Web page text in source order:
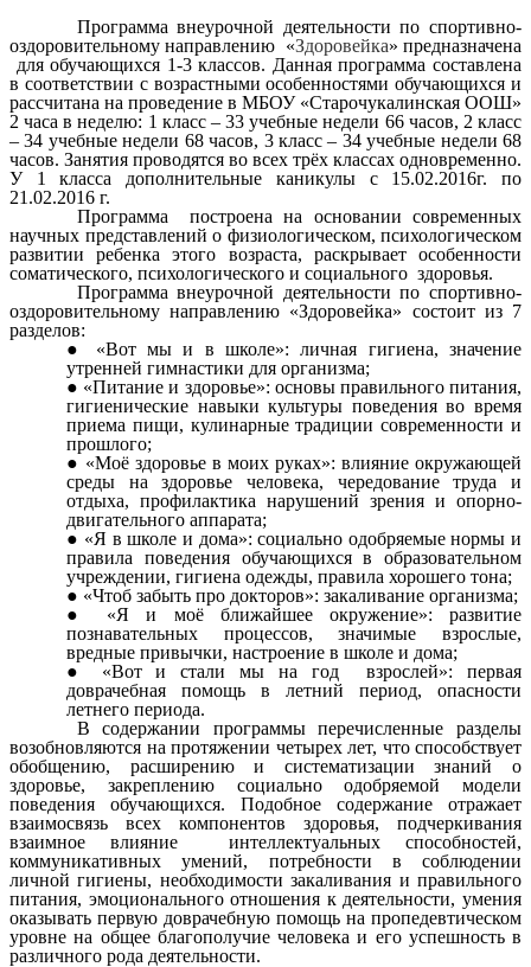
Программа внеурочной деятельности по спортивно-
оздоровительному направлению «Здоровейка» предназначена
для обучающихся 1-3 классов. Данная программа составлена
в соответствии с возрастными особенностями обучающихся и
рассчитана на проведение в МБОУ «Старочукалинская ООШ»
2 часа в неделю: 1 класс – 33 учебные недели 66 часов, 2 класс
– 34 учебные недели 68 часов, 3 класс – 34 учебные недели 68
часов. Занятия проводятся во всех трёх классах одновременно.
У 1 класса дополнительные каникулы с 15.02.2016г. по
21.02.2016 г.
Программа построена на основании современных
научных представлений о физиологическом, психологическом
развитии ребенка этого возраста, раскрывает особенности
соматического, психологического и социального здоровья.
Программа внеурочной деятельности по спортивно-
оздоровительному направлению «Здоровейка» состоит из 7
разделов:
«Вот мы и в школе»: личная гигиена, значение
утренней гимнастики для организма;
«Питание и здоровье»: основы правильного питания,
гигиенические навыки культуры поведения во время
приема пищи, кулинарные традиции современности и
прошлого;
«Моё здоровье в моих руках»: влияние окружающей
среды на здоровье человека, чередование труда и
отдыха, профилактика нарушений зрения и опорно-
двигательного аппарата;
«Я в школе и дома»: социально одобряемые нормы и
правила поведения обучающихся в образовательном
учреждении, гигиена одежды, правила хорошего тона;
«Чтоб забыть про докторов»: закаливание организма;
«Я и моё ближайшее окружение»: развитие
познавательных процессов, значимые взрослые,
вредные привычки, настроение в школе и дома;
«Вот и стали мы на год взрослей»: первая
доврачебная помощь в летний период, опасности
летнего периода.
В содержании программы перечисленные разделы
возобновляются на протяжении четырех лет, что способствует
обобщению, расширению и систематизации знаний о
здоровье, закреплению социально одобряемой модели
поведения обучающихся. Подобное содержание отражает
взаимосвязь всех компонентов здоровья, подчеркивания
взаимное влияние интеллектуальных способностей,
коммуникативных умений, потребности в соблюдении
личной гигиены, необходимости закаливания и правильного
питания, эмоционального отношения к деятельности, умения
оказывать первую доврачебную помощь на пропедевтическом
уровне на общее благополучие человека и его успешность в
различного рода деятельности.